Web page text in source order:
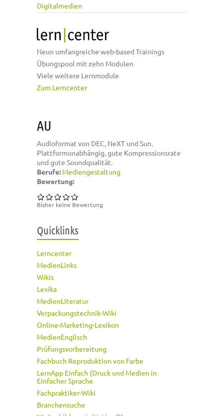
Digitalmedien
Neun umfangreiche web-based Trainings
Übungspool mit zehn Modulen
Viele weitere Lernmodule
Zum Lerncenter
AU
Audioformat von DEC, NeXT und Sun.
Plattformunabhängig, gute Kompressionsrate
und gute Soundqualität.
Berufe: Mediengestaltung
Bewertung:
Bisher keine Bewertung
Quicklinks
Lerncenter
MedienLinks
Wikis
Lexika
MedienLiteratur
Verpackungstechnik-Wiki
Online-Marketing-Lexikon
MedienEnglisch
Prüfungsvorbereitung
Fachbuch Reproduktion von Farbe
LernApp Einfach (Druck und Medien in
Einfacher Sprache
Fachpraktiker-Wiki
Branchensuche